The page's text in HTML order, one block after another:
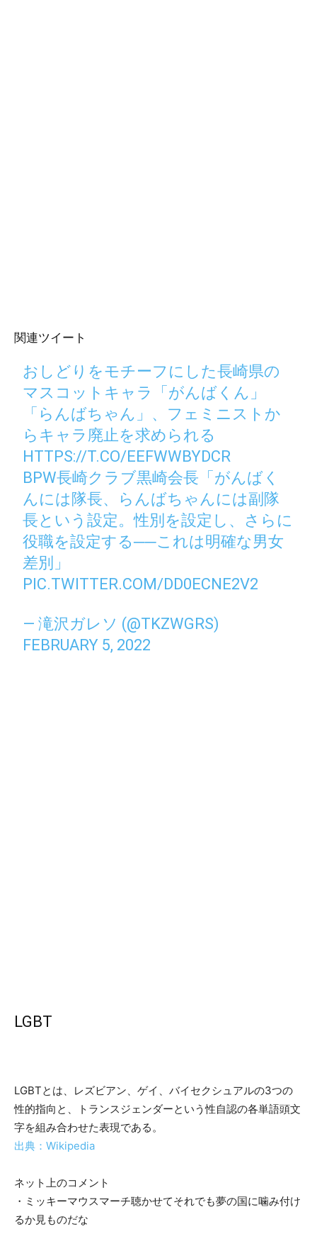
関連ツイート
おしどりをモチーフにした長崎県の
マスコットキャラ「がんばくん」
「らんばちゃん」、フェミニストか
らキャラ廃止を求められる
HTTPS://T.CO/EEFWWBYDCR
BPW長崎クラブ黒崎会長「がんばく
んには隊長、らんばちゃんには副隊
長という設定。性別を設定し、さらに
役職を設定する──これは明確な男女
差別」
PIC.TWITTER.COM/DD0ECNE2V2
— 滝沢ガレソ (@TKZWGRS)
FEBRUARY 5, 2022
LGBT
LGBTとは、レズビアン、ゲイ、バイセクシュアルの3つの
性的指向と、トランスジェンダーという性自認の各単語頭文
字を組み合わせた表現である。
出典：Wikipedia
ネット上のコメント
・ミッキーマウスマーチ聴かせてそれでも夢の国に噛み付け
るか見ものだな